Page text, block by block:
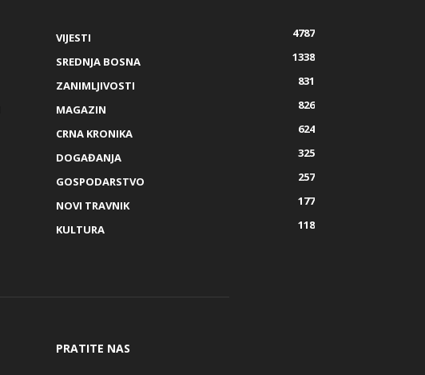
VIJESTI
4787
SREDNJA BOSNA
1338
ZANIMLJIVOSTI
831
MAGAZIN
826
CRNA KRONIKA
624
DOGAĐANJA
325
GOSPODARSTVO
257
NOVI TRAVNIK
177
KULTURA
118
PRATITE NAS